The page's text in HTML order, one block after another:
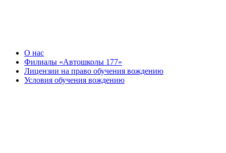
О нас
Филиалы «Автошколы 177»
Лицензии на право обучения вождению
Условия обучения вождению